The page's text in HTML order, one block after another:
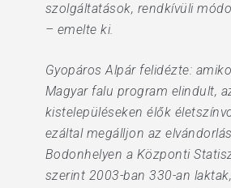
szolgáltatások, rendkívüli
– emelte ki.
Gyopáros Alpár felidézte:
Magyar falu program elindult,
kistelepüléseken élők
ezáltal megálljon az
Bodonhelyen a Központi
szerint 2003-ban 330-an